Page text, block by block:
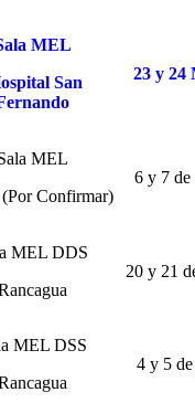
MEL
San
23 y 24
MEL
Confirmar)
6 y 7 de
MEL DDS
20 y 21
MEL DSS
4 y 5